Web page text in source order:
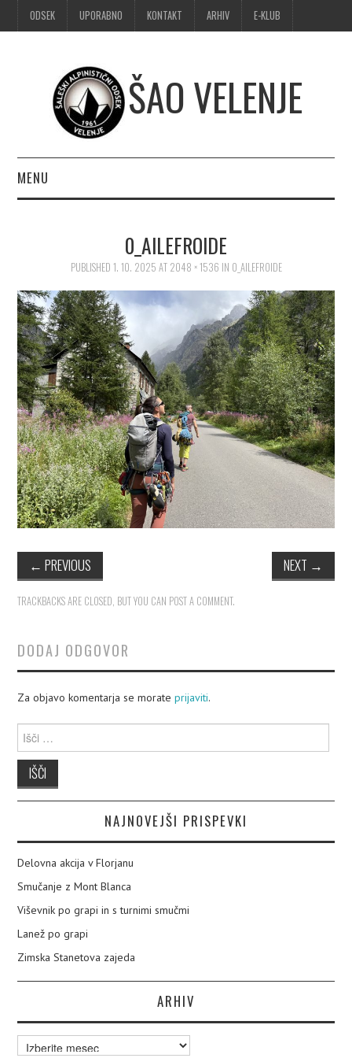
ODSEK UPORABNO KONTAKT ARHIV E-KLUB
ŠAO VELENJE
MENU
ALPINIZEM
ŠPORTNO PLEZANJE
PLEZALNI KROŽEK
0_AILEFROIDE
PUBLISHED 1. 10. 2025 AT 2048 × 1536 IN 0_AILEFROIDE
← PREVIOUS NEXT →
TRACKBACKS ARE CLOSED, BUT YOU CAN POST A COMMENT.
DODAJ ODGOVOR
Za objavo komentarja se morateprijaviti.
Išči:
NAJNOVEJŠI PRISPEVKI
Delovna akcija v Florjanu
Smučanje z Mont Blanca
Viševnik po grapi in s turnimi smučmi
Lanež po grapi
Zimska Stanetova zajeda
ARHIV
Arhiv